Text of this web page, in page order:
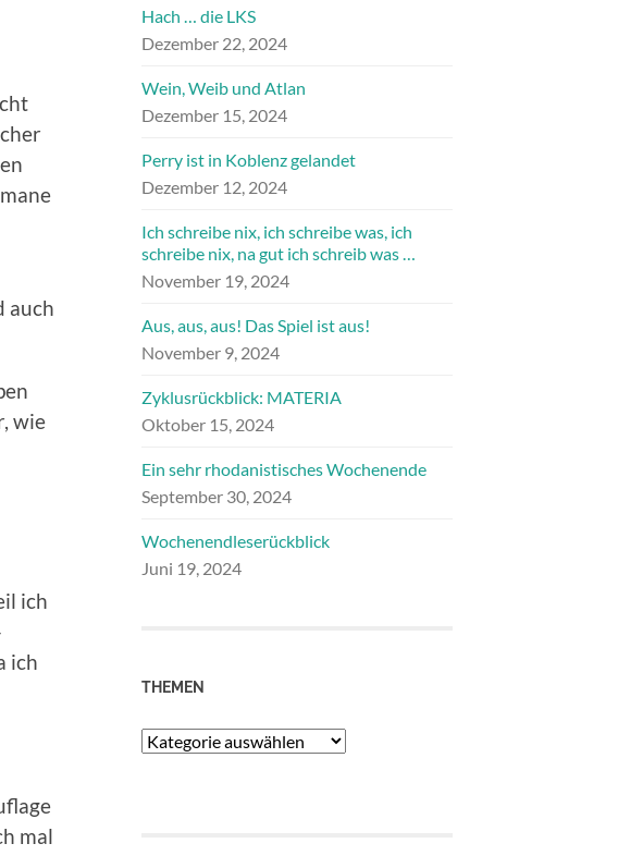
auch
wie
ich
ich
mal
Hach … die LKS
Dezember 22, 2024
Wein, Weib und Atlan
Dezember 15, 2024
Perry ist in Koblenz gelandet
Dezember 12, 2024
Ich schreibe nix, ich schreibe was, ich
schreibe nix, na gut ich schreib was …
November 19, 2024
Aus, aus, aus! Das Spiel ist aus!
November 9, 2024
Zyklusrückblick: MATERIA
Oktober 15, 2024
Ein sehr rhodanistisches Wochenende
September 30, 2024
Wochenendleserückblick
Juni 19, 2024
THEMEN
Themen